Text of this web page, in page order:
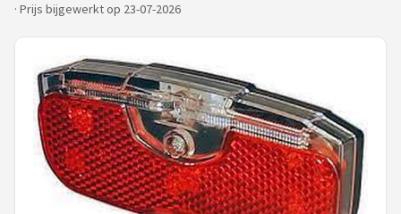
Blog
Fietsroutes
Kinderfietsen
Stadsfietsen
Elektrische fietsen
· Prijs bijgewerkt op 23-07-2026